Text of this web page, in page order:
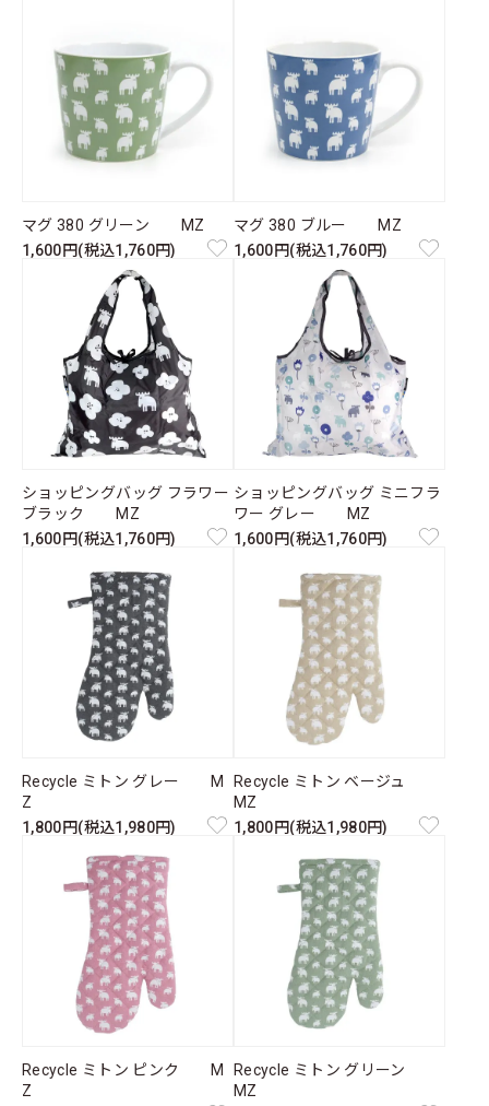
マグ 380 グリーン MZ
1,600円(税込1,760円)
マグ 380 ブルー MZ
1,600円(税込1,760円)
ショッピングバッグ フラワー
ブラック MZ
1,600円(税込1,760円)
ショッピングバッグ ミニフラ
ワー グレー MZ
1,600円(税込1,760円)
Recycle ミトン グレー M
Z
1,800円(税込1,980円)
Recycle ミトン ベージュ
MZ
1,800円(税込1,980円)
Recycle ミトン ピンク M
Z
Recycle ミトン グリーン
MZ